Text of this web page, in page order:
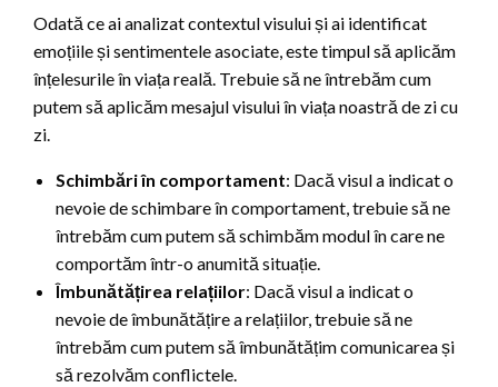
Odată ce ai analizat contextul visului și ai identificat
emoțiile și sentimentele asociate, este timpul să aplicăm
înțelesurile în viața reală. Trebuie să ne întrebăm cum
putem să aplicăm mesajul visului în viața noastră de zi cu
zi.
Schimbări în comportament: Dacă visul a indicat o
nevoie de schimbare în comportament, trebuie să ne
întrebăm cum putem să schimbăm modul în care ne
comportăm într-o anumită situație.
Îmbunătățirea relațiilor: Dacă visul a indicat o
nevoie de îmbunătățire a relațiilor, trebuie să ne
întrebăm cum putem să îmbunătățim comunicarea și
să rezolvăm conflictele.